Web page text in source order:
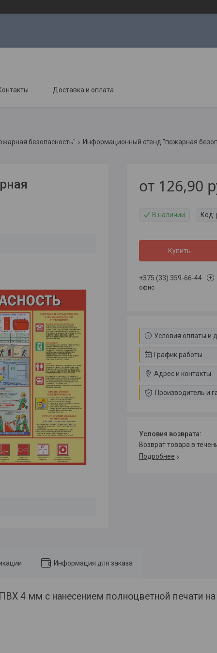
Доставка и оплата
безопасность" Информационный стенд "пожарная
от 126,90
В наличии Код:
Купить
+375 (33) 359-66-44
офис
Условия оплаты и
График работы
Адрес и контакты
Производитель и
возврат товара в
Подробнее
Информация для заказа
4 мм с нанесением полноцветной печати